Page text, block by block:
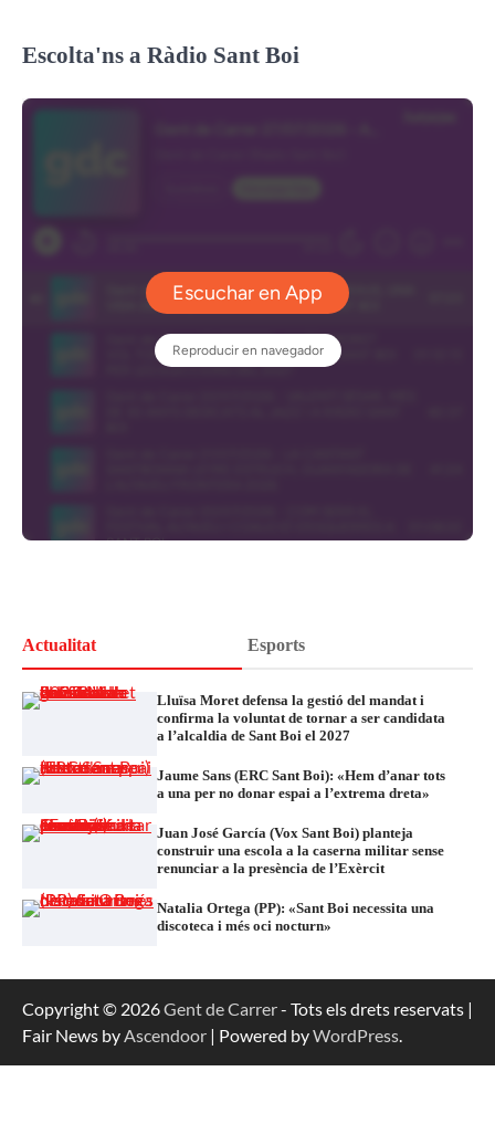
Escolta'ns a Ràdio Sant Boi
Actualitat Esports
Lluïsa Moret defensa la gestió del mandat i
confirma la voluntat de tornar a ser candidata
a l’alcaldia de Sant Boi el 2027
Jaume Sans (ERC Sant Boi): «Hem d’anar tots
a una per no donar espai a l’extrema dreta»
Juan José García (Vox Sant Boi) planteja
construir una escola a la caserna militar sense
renunciar a la presència de l’Exèrcit
Natalia Ortega (PP): «Sant Boi necessita una
discoteca i més oci nocturn»
Copyright © 2026Gent de Carrer- Tots els drets reservats |
Fair News byAscendoor | Powered byWordPress.